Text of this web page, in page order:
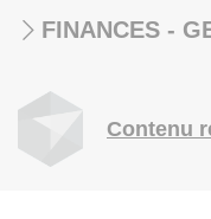
FINANCES -
Contenu